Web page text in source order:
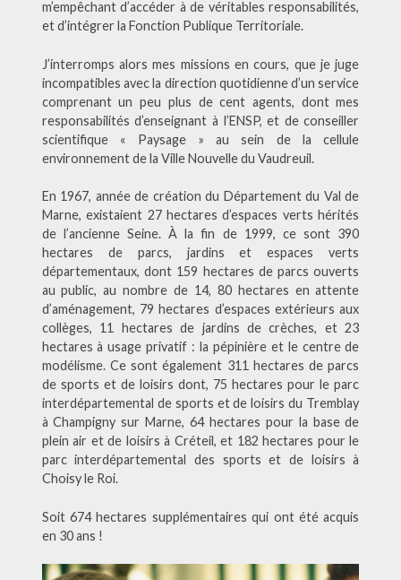
m’empêchant d’accéder à de véritables responsabilités,
et d’intégrer la Fonction Publique Territoriale.
J’interromps alors mes missions en cours, que je juge
incompatibles avec la direction quotidienne d’un service
comprenant un peu plus de cent agents, dont mes
responsabilités d’enseignant à l’ENSP, et de conseiller
scientifique « Paysage » au sein de la cellule
environnement de la Ville Nouvelle du Vaudreuil.
En 1967, année de création du Département du Val de
Marne, existaient 27 hectares d’espaces verts hérités
de l’ancienne Seine. À la fin de 1999, ce sont 390
hectares de parcs, jardins et espaces verts
départementaux, dont 159 hectares de parcs ouverts
au public, au nombre de 14, 80 hectares en attente
d’aménagement, 79 hectares d’espaces extérieurs aux
collèges, 11 hectares de jardins de crèches, et 23
hectares à usage privatif : la pépinière et le centre de
modélisme. Ce sont également 311 hectares de parcs
de sports et de loisirs dont, 75 hectares pour le parc
interdépartemental de sports et de loisirs du Tremblay
à Champigny sur Marne, 64 hectares pour la base de
plein air et de loisirs à Créteil, et 182 hectares pour le
parc interdépartemental des sports et de loisirs à
Choisy le Roi.
Soit 674 hectares supplémentaires qui ont été acquis
en 30 ans !